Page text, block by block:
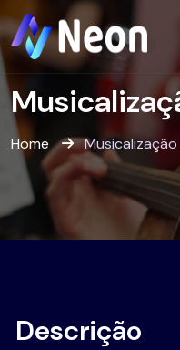
Home
Descrição